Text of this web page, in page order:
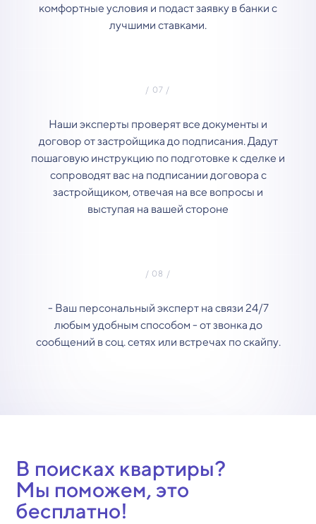
комфортные условия и подаст заявку в банки с
лучшими ставками.
Наши эксперты проверят все документы и
договор от застройщика до подписания. Дадут
пошаговую инструкцию по подготовке к сделке и
сопроводят вас на подписании договора с
застройщиком, отвечая на все вопросы и
выступая на вашей стороне
- Ваш персональный эксперт на связи 24/7
любым удобным способом - от звонка до
сообщений в соц. сетях или встречах по скайпу.
В поисках квартиры?
Мы поможем, это
бесплатно!